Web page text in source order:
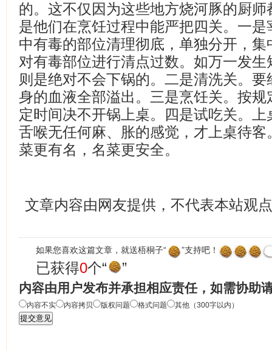
的。这不仅因为这些地方烧河豚的厨
是他们在烹饪过程中能严把四关。一
中有毒的部位清理彻底，单独分开，
对有毒部位进行清点过数。如万一发
则是绝对不会下锅的。二是清洗关。
身的血液全部溢出。三是烹饪关。按
定时间决不开锅上桌。四是试吃关。
舌喉无任何麻、胀的感觉，才上桌待
菜更有名，名菜更安全。
文章内容由网友提供，不代表本站观点
如果您喜欢这篇文章，就送梧桐子“ ”支持吧！
已获得0个“ ”
内容由用户发布并承担相应责任，如需协助
内容不实 内容拷贝 版权问题 格式问题 其他（300字以内）